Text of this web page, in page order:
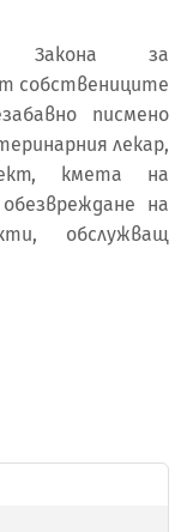
Закона за
собствениците
писмено
лекар,
кмета на
на
обслужващ